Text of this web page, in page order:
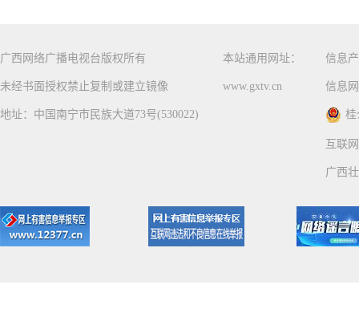
广西网络广播电视台版权所有
未经书面授权禁止复制或建立镜像
地址：中国南宁市民族大道73号(530022)
本站通用网址：
www.gxtv.cn
信息
信息
桂
互联
广西